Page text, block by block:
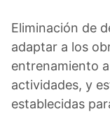
Eliminación de
adaptar a los
entrenamiento
actividades, y
establecidas